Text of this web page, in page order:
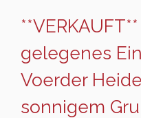
gelegenes
Voerder
sonnigem